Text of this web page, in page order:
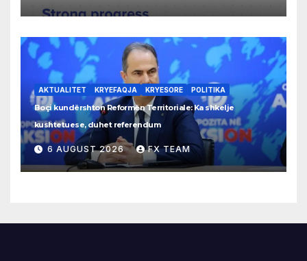
AKTUALITET KRYEFAQJA KRYESORE POLITIKA
Boçi kundërshton Reformën Territoriale: Ka shkelje
kushtetuese, duhet referendum
6 AUGUST 2026 FX TEAM